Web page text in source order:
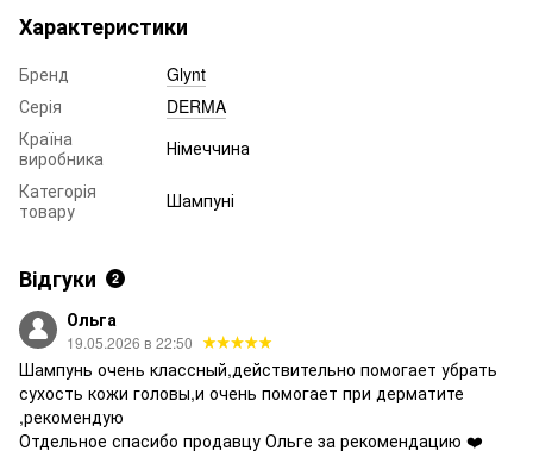
Характеристики
Бренд
Glynt
Серія
DERMA
Країна
виробника
Німеччина
Категорія
товару
Шампуні
Відгуки 2
Ольга
19.05.2026 в 22:50
Шампунь очень классный,действительно помогает убрать
сухость кожи головы,и очень помогает при дерматите
,рекомендую
Отдельное спасибо продавцу Ольге за рекомендацию ❤️